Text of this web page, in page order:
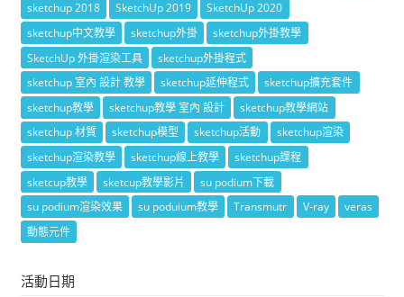
sketchup 2018
SketchUp 2019
SketchUp 2020
sketchup中文教學
sketchup外掛
sketchup外掛教學
SketchUp 外掛渲染工具
sketchup外掛程式
sketchup 室內 設計 教學
sketchup延伸程式
sketchup擴充套件
sketchup教學
sketchup教學 室內 設計
sketchup教學網站
sketchup 材質
sketchup模型 sketchup活動
sketchup渲染
sketchup渲染教學
sketchup線上教學
sketchup課程
sketcup教學
sketcup教學影片
su podium下載
su podium渲染效果
su poduium教學 Transmutr V-ray
veras
動態元件
活動日期